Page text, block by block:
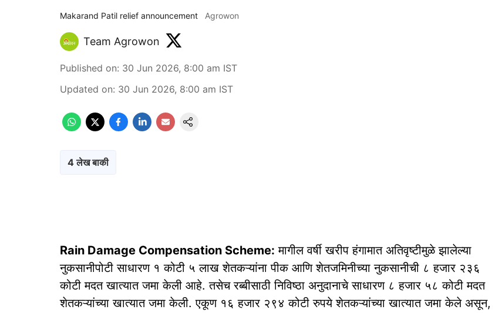
Makarand Patil relief announcement Agrowon
Team Agrowon
Published on: 30 Jun 2026, 8:00 am IST
Updated on: 30 Jun 2026, 8:00 am IST
4 लेख बाकी
Rain Damage Compensation Scheme: मागील वर्षी खरीप हंगामात अतिवृष्टीमुळे झालेल्या
नुकसानीपोटी साधारण १ कोटी ५ लाख शेतकऱ्यांना पीक आणि शेतजमिनीच्या नुकसानीची ८ हजार २३६
कोटी मदत खात्यात जमा केली आहे. तसेच रब्बीसाठी निविष्ठा अनुदानाचे साधारण ८ हजार ५८ कोटी मदत
शेतकऱ्यांच्या खात्यात जमा केली. एकूण १६ हजार २९४ कोटी रुपये शेतकऱ्यांच्या खात्यात जमा केले असून,